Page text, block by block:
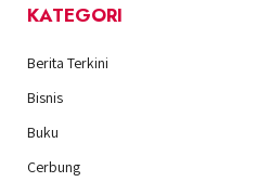
KATEGORI
Berita Terkini
Bisnis
Buku
Cerbung